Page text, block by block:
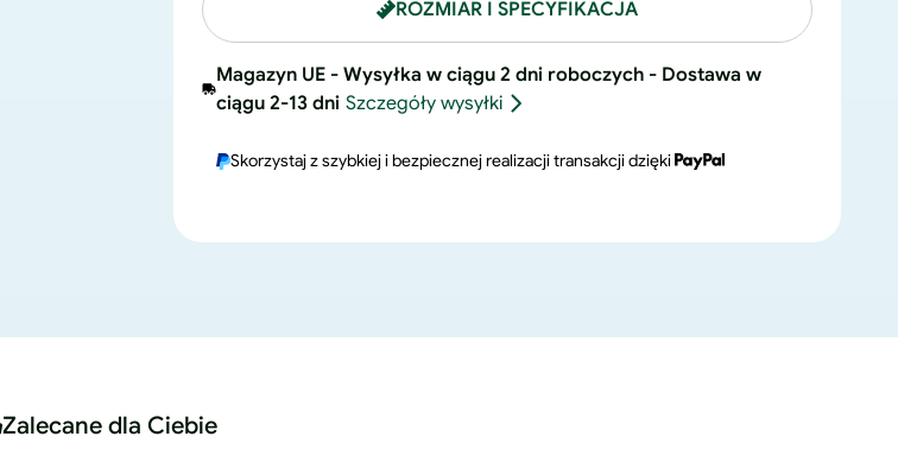
Ultra
Ultra
ROZMIAR I SPECYFIKACJA
Magazyn UE - Wysyłka w ciągu 2 dni roboczych - Dostawa w
ciągu 2-13 dni Szczegóły wysyłki
Skorzystaj z szybkiej i bezpiecznej realizacji transakcji dzięki
Zalecane dla Ciebie